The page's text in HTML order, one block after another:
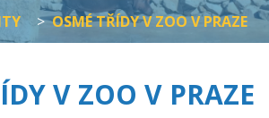
> OSMÉ TŘÍDY V ZOO V PRAZE
V ZOO V PRAZE